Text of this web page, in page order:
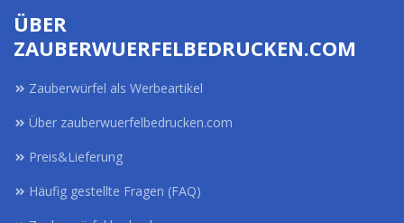
ÜBER
ZAUBERWUERFELBEDRUCKEN.COM
Zauberwürfel als Werbeartikel
Über zauberwuerfelbedrucken.com
Preis&Lieferung
Häufig gestellte Fragen (FAQ)